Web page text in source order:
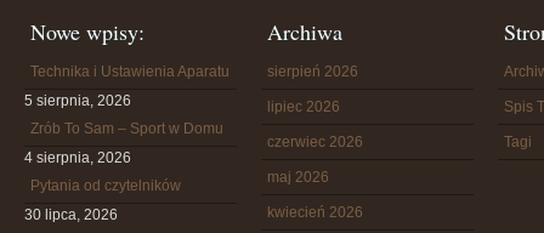
Nowe wpisy:
Technika i Ustawienia Aparatu
5 sierpnia, 2026
Zrób To Sam – Sport w Domu
4 sierpnia, 2026
Pytania od czytelników
30 lipca, 2026
Archiwa
sierpień 2026
lipiec 2026
czerwiec 2026
maj 2026
kwiecień 2026
Spis
Tagi